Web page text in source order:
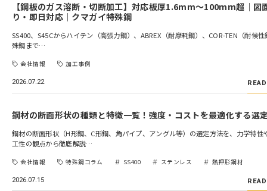
【鋼板のガス溶断・切断加工】対応板厚1.6mm～100mm超｜図
り・即日対応｜クマガイ特殊鋼
SS400、S45Cからハイテン（高張力鋼）、ABREX（耐摩耗鋼）、COR-TEN（耐候
殊鋼まで…
会社情報 加工事例
2026.07.22
鋼材の断面形状の種類と特徴一覧！強度・コストを最適化する選
鋼材の断面形状（H形鋼、C形鋼、角パイプ、アングル等）の選定方法を、力学特性
工性の観点から徹底解説…
会社情報 特殊鋼コラム SS400 ステンレス 熱押形鋼材
2026.07.15